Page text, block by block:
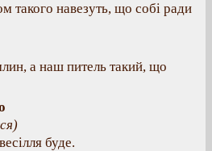
такого навезуть, що собі ради
а наш питель такий, що
буде.